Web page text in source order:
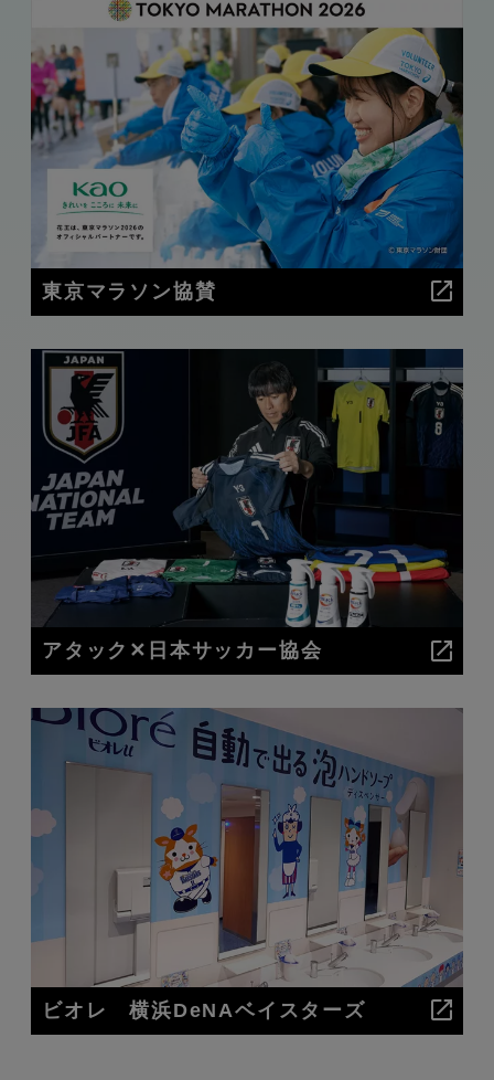
東京マラソン協賛
アタック✕日本サッカー協会
ビオレ 横浜DeNAベイスターズ